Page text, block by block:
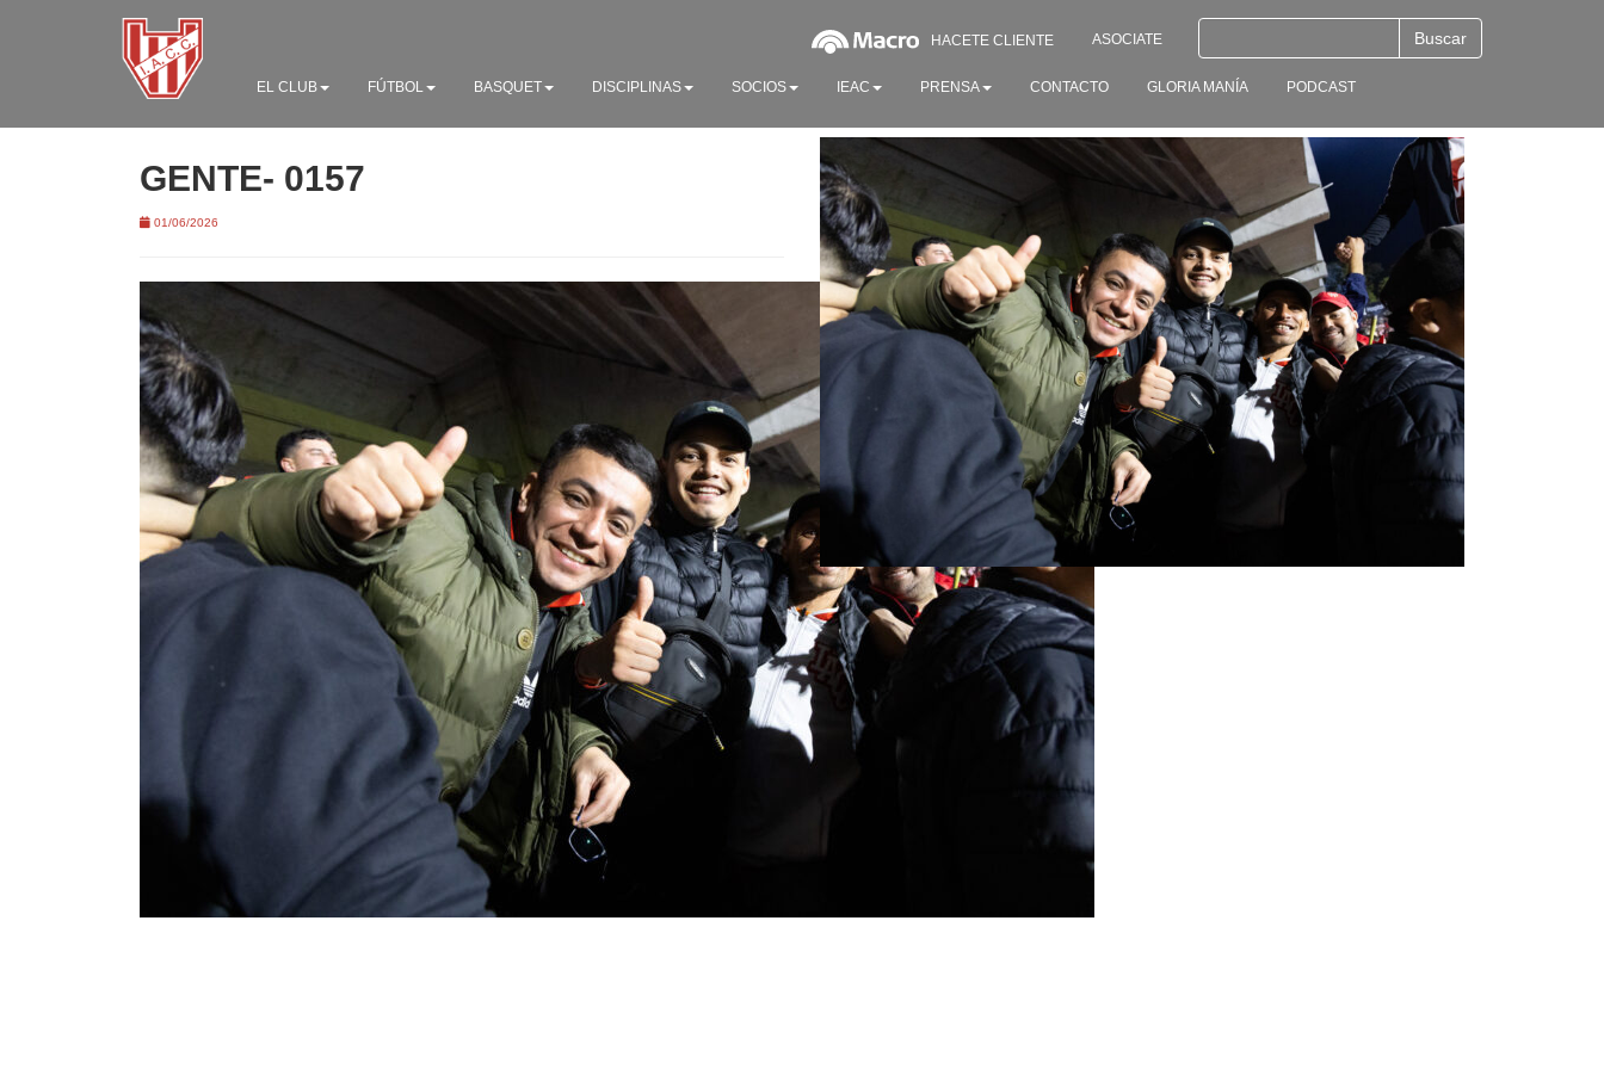
HACETE CLIENTE ASOCIATE
EL CLUB FÚTBOL BASQUET DISCIPLINAS SOCIOS IEAC PRENSA CONTACTO GLORIA MANÍA PODCAST
GENTE- 0157
01/06/2026